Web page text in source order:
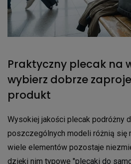
Praktyczny plecak na
wybierz dobrze
produkt
Wysokiej jakości plecak podróżny
poszczególnych modeli różnią się
wiele elementów pozostaje
dzięki nim typowe "plecaki do